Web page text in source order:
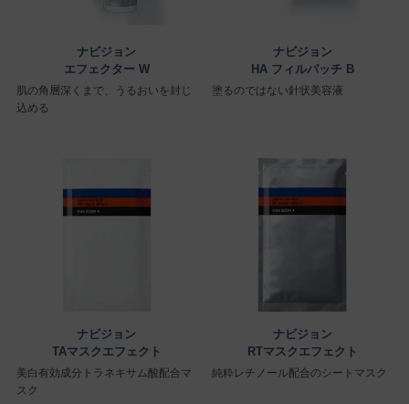
ナビジョン
エフェクター W
肌の角層深くまで、うるおいを封じ
込める
ナビジョン
HA フィルパッチ B
塗るのではない針状美容液
ナビジョン
TAマスクエフェクト
美白有効成分トラネキサム酸配合マ
スク
ナビジョン
RTマスクエフェクト
純粋レチノール配合のシートマスク